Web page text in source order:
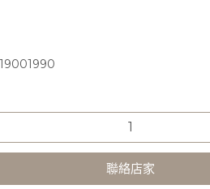
聯絡店家